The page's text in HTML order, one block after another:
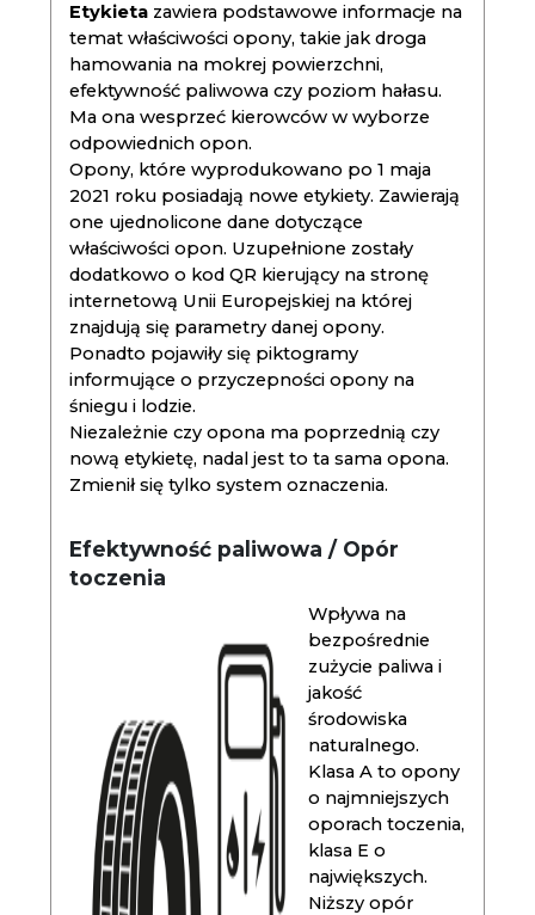
Etykieta zawiera podstawowe informacje na
temat właściwości opony, takie jak droga
hamowania na mokrej powierzchni,
efektywność paliwowa czy poziom hałasu.
Ma ona wesprzeć kierowców w wyborze
odpowiednich opon.
Opony, które wyprodukowano po 1 maja
2021 roku posiadają nowe etykiety. Zawierają
one ujednolicone dane dotyczące
właściwości opon. Uzupełnione zostały
dodatkowo o kod QR kierujący na stronę
internetową Unii Europejskiej na której
znajdują się parametry danej opony.
Ponadto pojawiły się piktogramy
informujące o przyczepności opony na
śniegu i lodzie.
Niezależnie czy opona ma poprzednią czy
nową etykietę, nadal jest to ta sama opona.
Zmienił się tylko system oznaczenia.
Efektywność paliwowa / Opór
toczenia
Wpływa na
bezpośrednie
zużycie paliwa i
jakość
środowiska
naturalnego.
Klasa A to opony
o najmniejszych
oporach toczenia,
klasa E o
największych.
Niższy opór